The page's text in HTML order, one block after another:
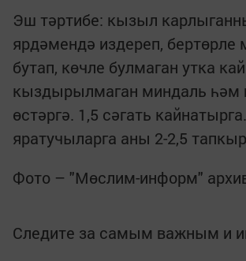
Эш тәртибе: кызыл
ярдәмендә издереп,
бутап, көчле булмаган утка
кыздырылмаган миндаль һәм
өстәргә. 1,5 сәгать
яратучыларга аны 2-2,5
Фото – "Мөслим-информ"
Следите за самым важным и